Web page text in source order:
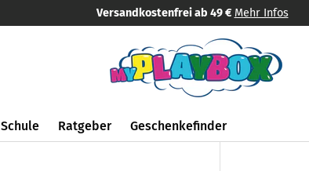
Versandkostenfrei ab 49 € Mehr Infos
Schule Ratgeber Geschenkefinder